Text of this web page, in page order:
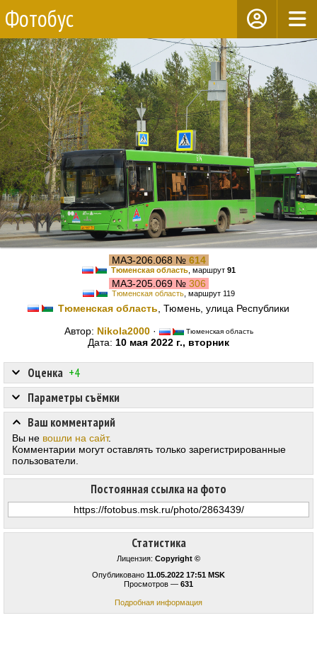
Фотобус
МАЗ-206.068 № 614
Тюменская область, маршрут 91
МАЗ-205.069 № 306
Тюменская область, маршрут 119
Тюменская область , Тюмень, улица Республики
Автор: Nikola2000· Тюменская область
Дата: 10 мая 2022 г., вторник
Статистика
Лицензия: Copyright ©
Опубликовано 11.05.2022 17:51 MSK
Просмотров — 631
Подробная информация
Оценка +4
Постоянная ссылка на фото
Параметры съёмки
Ваш комментарий
Вы не вошли на сайт.
Комментарии могут оставлять только зарегистрированные
пользователи.